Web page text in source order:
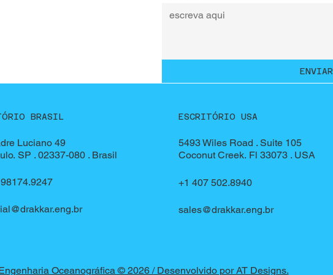
ENVIAR
BRASIL
Luciano 49
SP . 02337-080 . Brasil
ESCRITÓRIO USA
5493 Wiles Road . Suite 105
Coconut Creek. Fl 33073 . USA
+1 407 502.8940
sales@drakkar.eng.br
Oceanográfica © 2026 / Desenvolvido por AT Designs.